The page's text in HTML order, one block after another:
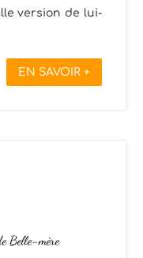
version de lui-
EN SAVOIR +
Belle-mère